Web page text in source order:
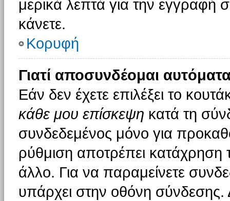
μερικά λεπτά για την
κάνετε.
Κορυφή
Γιατί αποσυνδέομαι
Εάν δεν έχετε επιλέξει το
κάθε μου επίσκεψη κατά τη
συνδεδεμένος μόνο για
ρύθμιση αποτρέπει
άλλο. Για να παραμείνετε
υπάρχει στην οθόνη σύνδεσης.